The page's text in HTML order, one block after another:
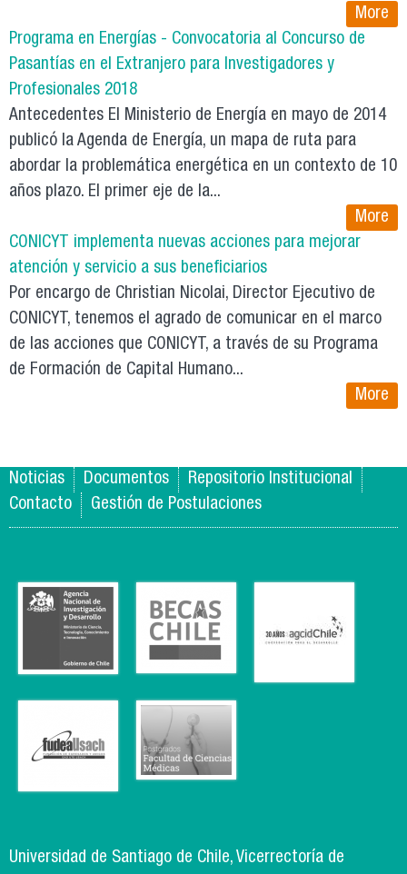
More
Programa en Energías - Convocatoria al Concurso de
Pasantías en el Extranjero para Investigadores y
Profesionales 2018
Antecedentes El Ministerio de Energía en mayo de 2014
publicó la Agenda de Energía, un mapa de ruta para
abordar la problemática energética en un contexto de 10
años plazo. El primer eje de la...
More
CONICYT implementa nuevas acciones para mejorar
atención y servicio a sus beneficiarios
Por encargo de Christian Nicolai, Director Ejecutivo de
CONICYT, tenemos el agrado de comunicar en el marco
de las acciones que CONICYT, a través de su Programa
de Formación de Capital Humano...
More
Noticias Documentos
Repositorio Institucional
Contacto
Gestión de Postulaciones
Universidad de Santiago de Chile, Vicerrectoría de